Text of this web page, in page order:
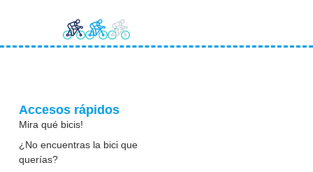
Accesos rápidos
Mira qué bicis!
¿No encuentras la bici que
querías?